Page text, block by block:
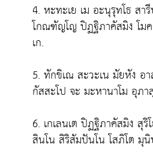
4. หะทะเย เม อะนุรุทโธ สา
โกณฑัญโญ ปิฏฐิภาคัสมิง โม
เก.
5. ทักขิเณ สะวะเน มัยหัง อ
กัสสะโป จะ มะหานาโม อุภา
6. เกเลนเต ปิฏฐิภาคัสมิง สุ
สินโน สิริสัมปันโน โสภิโต มุนิ